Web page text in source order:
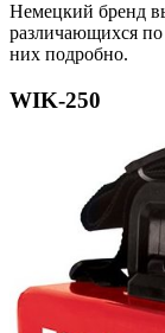
Немецкий бренд
различающихся
них подробно.
WIK-250